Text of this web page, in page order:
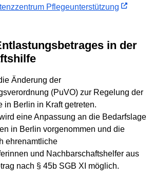
Pflegeunterstützung
Änderung der
(PuVO) zur Regelung der
in Berlin in Kraft getreten.
eine Anpassung an die Bedarfslage
in Berlin vorgenommen und die
ehrenamtliche
und Nachbarschaftshelfer aus
nach § 45b SGB XI möglich.